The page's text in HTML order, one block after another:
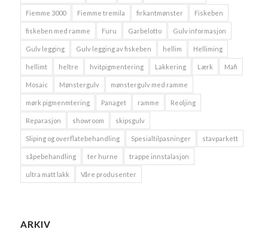
Fiemme 3000 Fiemme tremila firkantmønster Fiskeben
fiskeben med ramme Furu Garbelotto Gulv informasjon
Gulv legging Gulv legging av fiskeben hellim Helliming
hellimt heltre hvitpigmentering Lakkering Lærk Mafi
Mosaic Mønstergulv mønstergulv med ramme
mørk pigmenmtering Panaget ramme Reoljing
Reparasjon showroom skipsgulv
Sliping og overflatebehandling Spesialtilpasninger stavparkett
såpebehandling ter hurne trappe innstalasjon
ultra matt lakk Våre produsenter
ARKIV